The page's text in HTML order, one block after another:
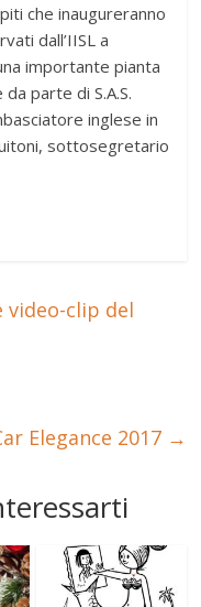
che inaugureranno
dall’IISL a
importante pianta
parte di S.A.S.
inglese in
sottosegretario
video-clip del
Elegance 2017 →